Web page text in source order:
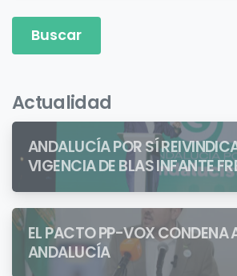
Actualidad
ANDALUCÍA POR SÍ
VIGENCIA DE BLAS INFANTE
QUIENES PRETENDEN NEGAR LA
IDENTIDAD ANDALUZA
EL PACTO PP-VOX CONDENA
ANDALUCÍA